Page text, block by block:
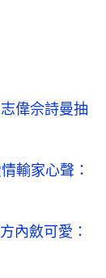
偉佘詩曼抽
輸家心聲：
內斂可愛：